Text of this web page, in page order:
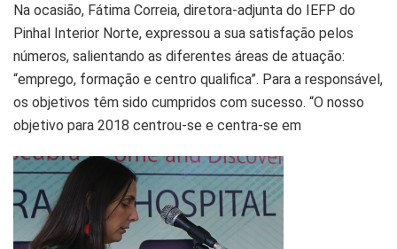
Na ocasião, Fátima Correia, diretora-adjunta do IEFP do
Pinhal Interior Norte, expressou a sua satisfação pelos
números, salientando as diferentes áreas de atuação:
“emprego, formação e centro qualifica”. Para a responsável,
os objetivos têm sido cumpridos com sucesso. “O nosso
objetivo para 2018 centrou-se e centra-se em